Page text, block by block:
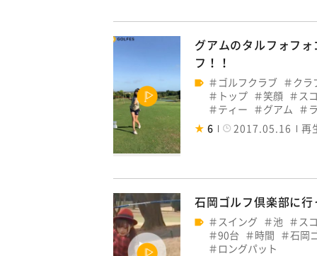
グアムのタルフォフ
フ！！
ゴルフクラブ
クラ
トップ
笑顔
ス
ティー
グアム
6
2017.05.16 再
石岡ゴルフ倶楽部に
スイング 池
ス
90台
時間
石岡
ロングパット